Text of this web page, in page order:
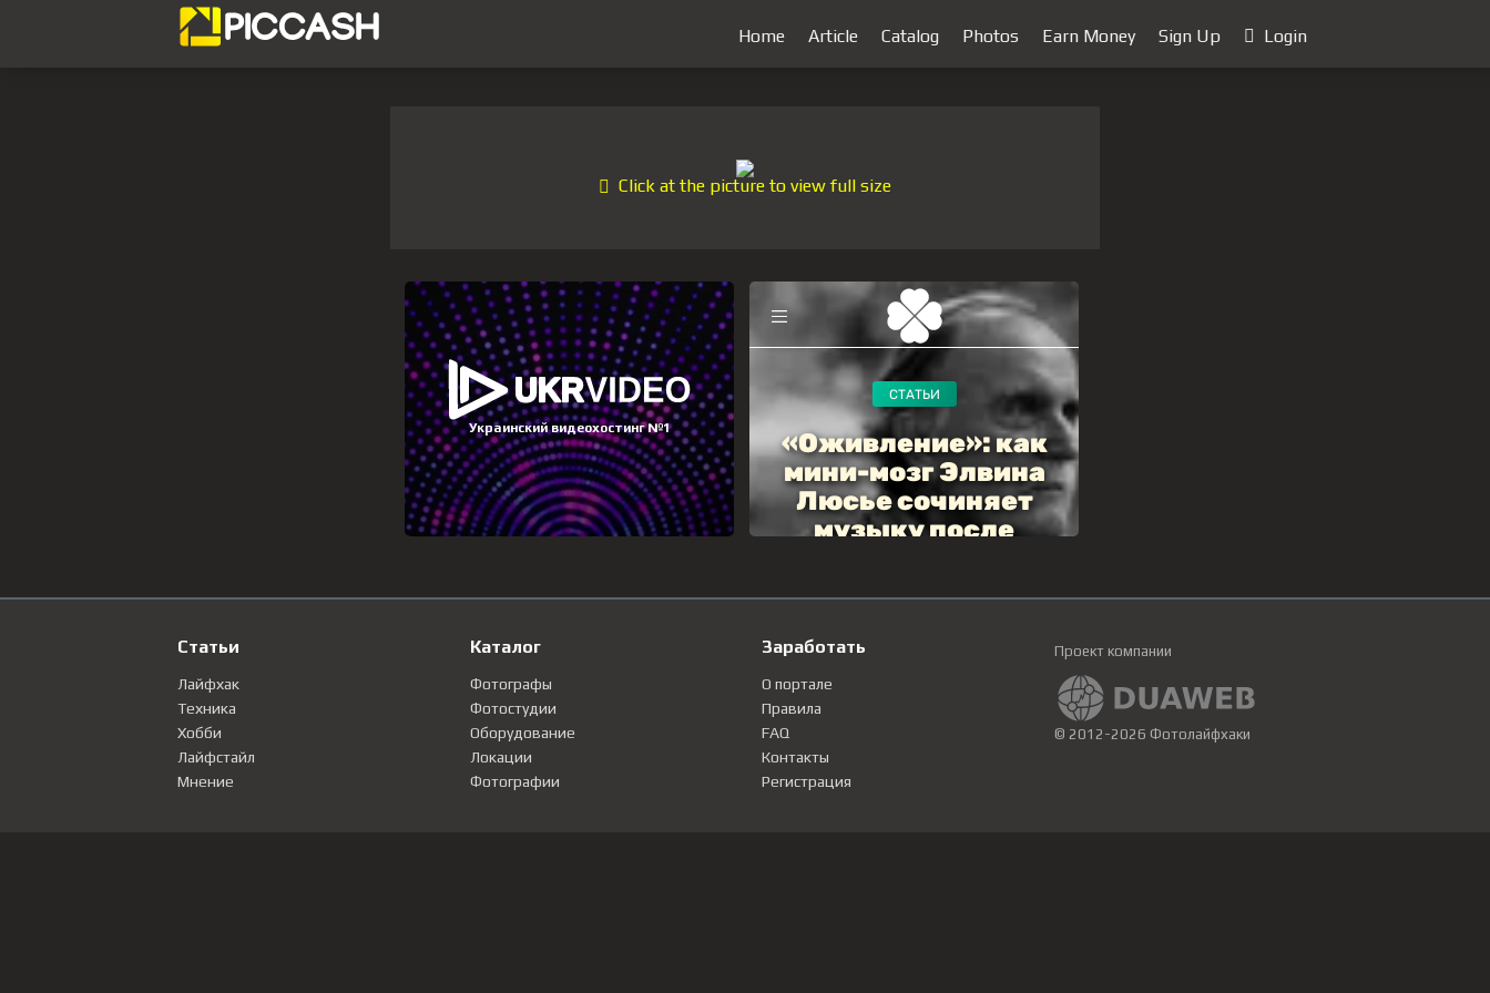
Home Article Catalog Photos Earn Money Sign Up Login
Click at the picture to view full size
Статьи
Лайфхак
Техника
Хобби
Лайфстайл
Мнение
Каталог
Фотографы
Фотостудии
Оборудование
Локации
Фотографии
Заработать
О портале
Правила
FAQ
Контакты
Регистрация
Проект компании
© 2012-2026 Фотолайфхаки